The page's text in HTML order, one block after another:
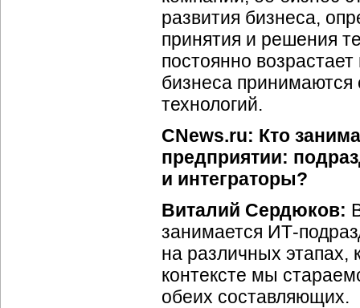
развития бизнеса,
принятия и решения
постоянно
бизнеса
технологий.
CNews.ru: Кто
предприятии:
и интеграторы?
Виталий Сердюков:
занимается ИТ-
на различных этапах,
контексте мы
обеих составляющих.